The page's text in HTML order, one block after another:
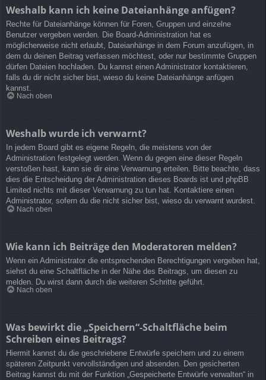
Weshalb kann ich keine Dateianhänge anfügen?
Rechte für Dateianhänge können für Foren, Gruppen und einzelne
Benutzer vergeben werden. Die Board-Administration hat es
möglicherweise nicht erlaubt, Dateianhänge in dem Forum anzufügen, in
dem du deinen Beitrag verfassen möchtest, oder nur bestimmte Gruppen
dürfen Dateien hochladen. Du kannst einen Administrator kontaktieren,
falls du dir nicht sicher bist, wieso du keine Dateianhänge anfügen
kannst.
Nach oben
Weshalb wurde ich verwarnt?
In jedem Board gibt es eigene Regeln, die meistens von der
Administration festgelegt werden. Wenn du gegen eine dieser Regeln
verstoßen hast, kann sie dir eine Verwarnung erteilen. Bitte beachte, dass
dies die Entscheidung der Administration dieses Boards ist und phpBB
Limited nichts mit dieser Verwarnung zu tun hat. Kontaktiere einen
Administrator, sofern du die nicht sicher bist, wieso du verwarnt wurdest.
Nach oben
Wie kann ich Beiträge den Moderatoren melden?
Wenn ein Administrator die entsprechenden Berechtigungen vergeben hat,
siehst du eine Schaltfläche in der Nähe des Beitrags, um diesen zu
melden. Du wirst dann durch die weiteren Schritte geführt.
Nach oben
Was bewirkt die „Speichern“-Schaltfläche beim
Schreiben eines Beitrags?
Hiermit kannst du die geschriebene Entwürfe speichern und zu einem
späteren Zeitpunkt vervollständigen und absenden. Den gesicherten
Beitrag kannst du mit der Funktion „Gespeicherte Entwürfe verwalten“ in